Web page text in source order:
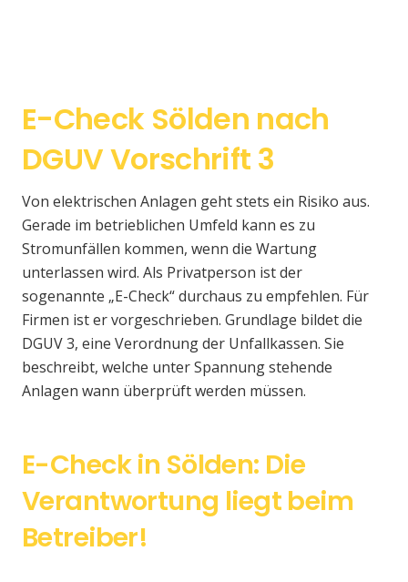
E-Check Sölden nach
DGUV Vorschrift 3
Von elektrischen Anlagen geht stets ein Risiko aus.
Gerade im betrieblichen Umfeld kann es zu
Stromunfällen kommen, wenn die Wartung
unterlassen wird. Als Privatperson ist der
sogenannte „E-Check“ durchaus zu empfehlen. Für
Firmen ist er vorgeschrieben. Grundlage bildet die
DGUV 3, eine Verordnung der Unfallkassen. Sie
beschreibt, welche unter Spannung stehende
Anlagen wann überprüft werden müssen.
E-Check in Sölden: Die
Verantwortung liegt beim
Betreiber!